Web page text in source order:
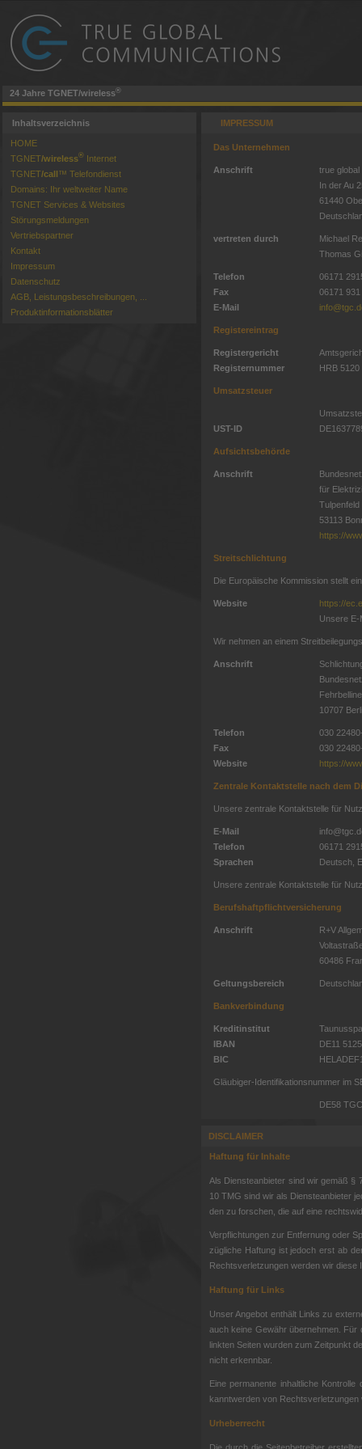
24 Jahre TGNET/wireless®
Inhaltsverzeichnis
HOME
TGNET­/wire­less® Internet
TGNET­/call™ Telefondienst
Domains: Ihr weltweiter Name
TGNET Services & Websites
Störungs­mel­dun­gen
Vertriebspartner
Kontakt
Impressum
Datenschutz
AGB, Leistungsbeschreibungen, ...
Pro­dukt­in­for­ma­tions­blät­ter
IMPRESSUM
Das Unternehmen
Anschrift
true
In der Au
61440
vertreten durch
Michael
Thomas
Telefon
Fax
E-Mail
06171
06171
Registereintrag
Registergericht
Registernummer
HRB 5120
Umsatzsteuer
UST-ID
Aufsichtsbehörde
Anschrift
für
Tulpenfeld
53113
https://
Streitschlichtung
Die Europäische Kommission stellt
Website
https://
Unsere E-
Wir nehmen an einem
Anschrift
10707
Telefon
Fax
Website
030
030
https://
Zentrale Kontaktstelle nach dem
Unsere zentrale Kontaktstelle für
E-Mail
Telefon
Sprachen
06171
Deutsch,
Unsere zentrale Kontaktstelle für
Berufshaftpflichtversicherung
Anschrift
R+V
60486
Geltungsbereich
Bankverbindung
Kreditinstitut
IBAN
BIC
DE11
Gläubiger-Identifikationsnummer im
DE58
DISCLAIMER
Haftung für Inhalte
Als Diens­te­an­bie­ter sind wir gemäß §
10 TMG sind wir als Diens­te­an­bie­ter
den zu for­schen, die auf eine
Ver­pflich­tun­gen zur Ent­fer­nung oder
züg­li­che Haf­tung ist je­doch erst ab
Rechts­ver­let­zun­gen werden wir diese
Haftung für Links
Unser Angebot enthält Links zu
auch keine Ge­währ über­neh­men. Für
link­ten Sei­ten wur­den zum Zeit­punkt
nicht er­kenn­bar.
Eine per­ma­nen­te in­halt­li­che
kannt­wer­den von
Urheberrecht
Die durch die Seitenbetreiber